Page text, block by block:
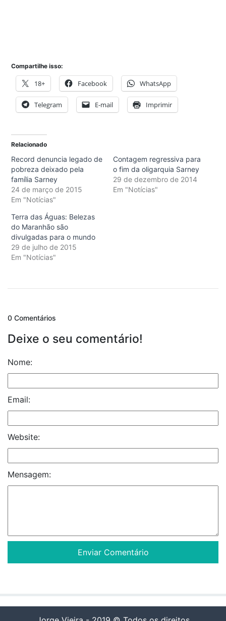
Compartilhe isso:
18+ Facebook WhatsApp
Telegram E-mail Imprimir
Relacionado
Record denuncia legado de
pobreza deixado pela
família Sarney
24 de março de 2015
Em "Notícias"
Contagem regressiva para
o fim da oligarquia Sarney
29 de dezembro de 2014
Em "Notícias"
Terra das Águas: Belezas
do Maranhão são
divulgadas para o mundo
29 de julho de 2015
Em "Notícias"
0 Comentários
Deixe o seu comentário!
Nome:
Email:
Website:
Mensagem: